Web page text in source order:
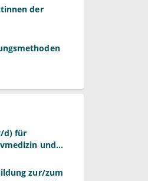
der
d) für
und
zur/zum